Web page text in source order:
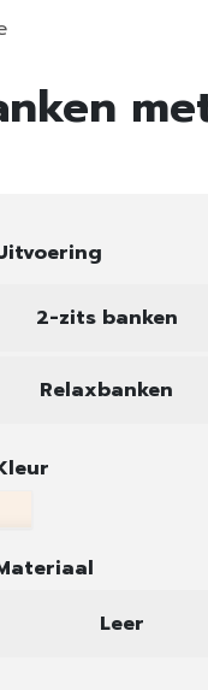
2-zits banken
Relaxbanken
Leer